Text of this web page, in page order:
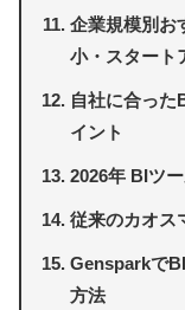
企業規模別お
小・スタート
自社に合った
イント
2026年 BIツ
従来のカオス
Gensparkで
方法